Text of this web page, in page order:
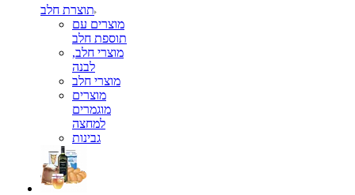
תוצרת חלב
מוצרים עם
תוספת חלב
מוצרי חלב,
לבנה
מוצרי חלב
מוצרים
מוגמרים
למחצה
גבינות